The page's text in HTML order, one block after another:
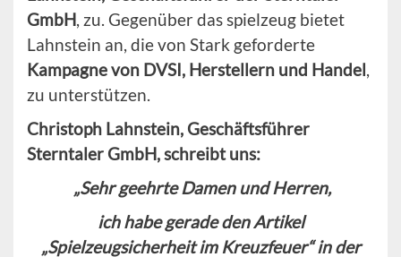
GmbH, zu. Gegenüber das spielzeug bietet
Lahnstein an, die von Stark geforderte
Kampagne von DVSI, Herstellern und Handel,
zu unterstützen.
Christoph Lahnstein, Geschäftsführer
Sterntaler GmbH, schreibt uns:
„Sehr geehrte Damen und Herren,
ich habe gerade den Artikel
„Spielzeugsicherheit im Kreuzfeuer“ in der